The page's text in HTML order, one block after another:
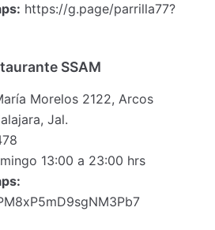
https://g.page/parrilla77?
SSAM
Morelos 2122, Arcos
Jal.
13:00 a 23:00 hrs